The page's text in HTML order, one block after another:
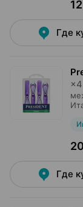
Где
×4
Где